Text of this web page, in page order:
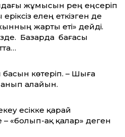
жұмысын әрең еңсеріп
елең еткізген де
жарты еті» дейді.
Базарда бағасы
басын көтеріп. – Шыға
алайын.
есікке қарай
«болып-ақ қалар» деген